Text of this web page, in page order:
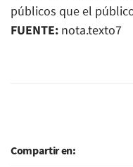
públicos que el
FUENTE: nota.texto7
Compartir en: